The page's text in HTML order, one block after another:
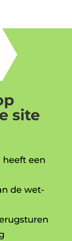
site
heeft een
de wet-